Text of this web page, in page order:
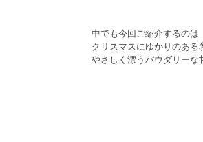
中でも今回ご紹介するのは
クリスマスにゆかりのある
やさしく漂うパウダリーな